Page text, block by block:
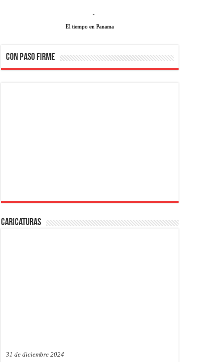
-
El tiempo en Panama
CON PASO FIRME
Caricaturas
31 de diciembre 2024